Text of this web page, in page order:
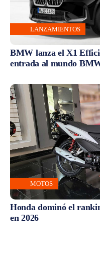
LANZAMIENTOS
BMW lanza el X1
entrada al mundo
MOTOS
Honda dominó el
en 2026